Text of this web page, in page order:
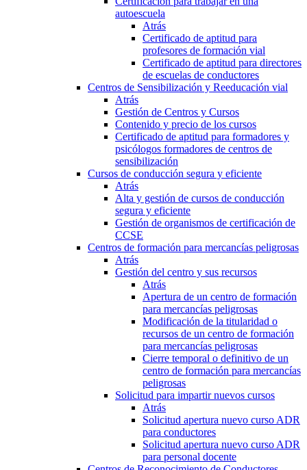
autoescuela
Atrás
Certificado de aptitud para
profesores de formación vial
Certificado de aptitud para directores
de escuelas de conductores
Centros de Sensibilización y Reeducación vial
Atrás
Gestión de Centros y Cursos
Contenido y precio de los cursos
Certificado de aptitud para formadores y
psicólogos formadores de centros de
sensibilización
Cursos de conducción segura y eficiente
Atrás
Alta y gestión de cursos de conducción
segura y eficiente
Gestión de organismos de certificación de
CCSE
Centros de formación para mercancías peligrosas
Atrás
Gestión del centro y sus recursos
Atrás
Apertura de un centro de formación
para mercancías peligrosas
Modificación de la titularidad o
recursos de un centro de formación
para mercancías peligrosas
Cierre temporal o definitivo de un
centro de formación para mercancías
peligrosas
Solicitud para impartir nuevos cursos
Atrás
Solicitud apertura nuevo curso ADR
para conductores
Solicitud apertura nuevo curso ADR
para personal docente